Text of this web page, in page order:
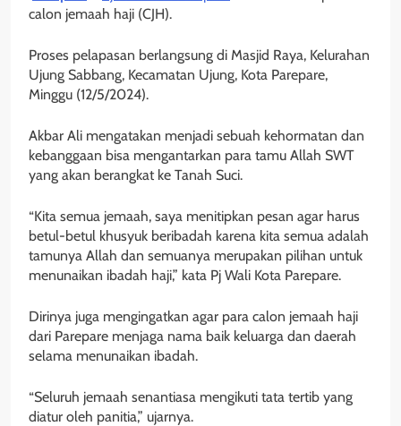
calon jemaah haji (CJH).
Proses pelapasan berlangsung di Masjid Raya, Kelurahan
Ujung Sabbang, Kecamatan Ujung, Kota Parepare,
Minggu (12/5/2024).
Akbar Ali mengatakan menjadi sebuah kehormatan dan
kebanggaan bisa mengantarkan para tamu Allah SWT
yang akan berangkat ke Tanah Suci.
“Kita semua jemaah, saya menitipkan pesan agar harus
betul-betul khusyuk beribadah karena kita semua adalah
tamunya Allah dan semuanya merupakan pilihan untuk
menunaikan ibadah haji,” kata Pj Wali Kota Parepare.
Dirinya juga mengingatkan agar para calon jemaah haji
dari Parepare menjaga nama baik keluarga dan daerah
selama menunaikan ibadah.
“Seluruh jemaah senantiasa mengikuti tata tertib yang
diatur oleh panitia,” ujarnya.